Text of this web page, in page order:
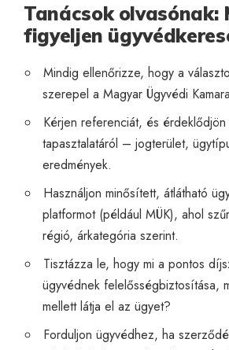
Tanácsok olvasónak:
figyeljen
Mindig ellenőrizze, hogy a
szerepel a Magyar Ügyvédi
Kérjen referenciát, és
tapasztalatáról – jogterület,
eredmények.
Használjon minősített, átlátható
platformot (például MÜK), ahol
régió, árkategória szerint.
Tisztázza le, hogy mi a pontos
ügyvédnek felelősségbiztosítása,
mellett látja el az ügyet?
Forduljon ügyvédhez, ha